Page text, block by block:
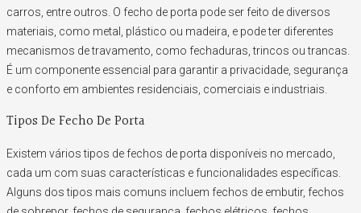
carros, entre outros. O fecho de porta pode ser feito de diversos
materiais, como metal, plástico ou madeira, e pode ter diferentes
mecanismos de travamento, como fechaduras, trincos ou trancas.
É um componente essencial para garantir a privacidade, segurança
e conforto em ambientes residenciais, comerciais e industriais.
Tipos De Fecho De Porta
Existem vários tipos de fechos de porta disponíveis no mercado,
cada um com suas características e funcionalidades específicas.
Alguns dos tipos mais comuns incluem fechos de embutir, fechos